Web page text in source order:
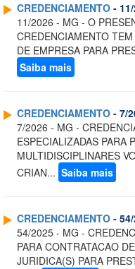
CREDENCIAMENTO -
11/2026 - MG - O
CREDENCIAMENTO
DE EMPRESA PARA
Saiba mais
CREDENCIAMENTO - 7/
7/2026 - MG -
ESPECIALIZADAS PARA
MULTIDISCIPLINARES
CRIAN... Saiba mais
CREDENCIAMENTO -
54/2025 - MG -
PARA CONTRATACAO
JURIDICA(S) PARA